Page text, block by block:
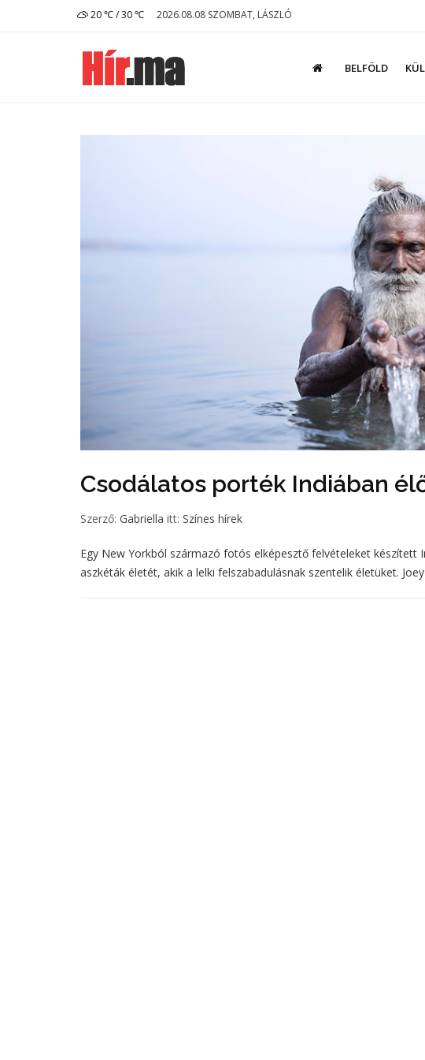
20 ℃ / 30 ℃ 2026.08.08 SZOMBAT, LÁSZLÓ
BELFÖLD
Csodálatos porték Indiában
Szerző: Gabriella itt: Színes hírek
Egy New Yorkból származó fotós elképesztő felvételeket készített
aszkéták életét, akik a lelki felszabadulásnak szentelik életüket. Joey